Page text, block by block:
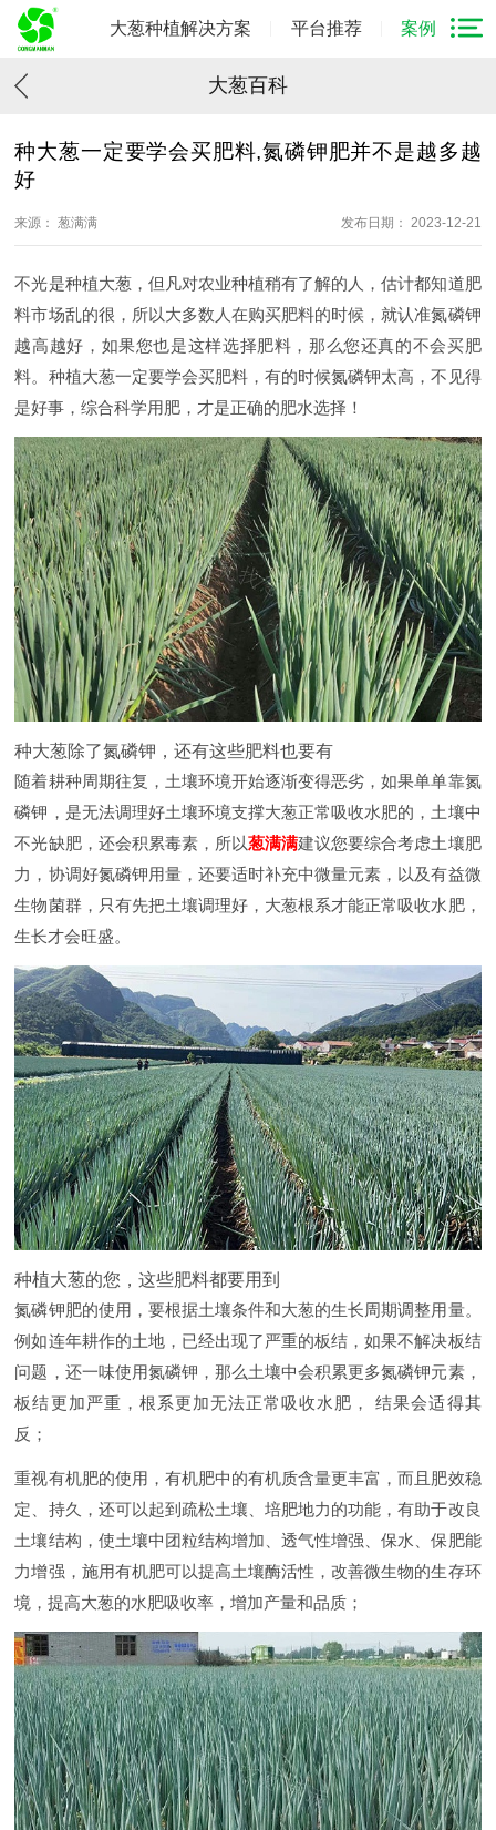
大葱种植解决方案 平台推荐 案例
大葱百科
种大葱一定要学会买肥料,氮磷钾肥并不是越多越
好
来源： 葱满满 发布日期： 2023-12-21
不光是种植大葱，但凡对农业种植稍有了解的人，估计都知道肥
料市场乱的很，所以大多数人在购买肥料的时候，就认准氮磷钾
越高越好，如果您也是这样选择肥料，那么您还真的不会买肥
料。种植大葱一定要学会买肥料，有的时候氮磷钾太高，不见得
是好事，综合科学用肥，才是正确的肥水选择！
种大葱除了氮磷钾，还有这些肥料也要有
随着耕种周期往复，土壤环境开始逐渐变得恶劣，如果单单靠氮
磷钾，是无法调理好土壤环境支撑大葱正常吸收水肥的，土壤中
不光缺肥，还会积累毒素，所以葱满满建议您要综合考虑土壤肥
力，协调好氮磷钾用量，还要适时补充中微量元素，以及有益微
生物菌群，只有先把土壤调理好，大葱根系才能正常吸收水肥，
生长才会旺盛。
种植大葱的您，这些肥料都要用到
氮磷钾肥的使用，要根据土壤条件和大葱的生长周期调整用量。
例如连年耕作的土地，已经出现了严重的板结，如果不解决板结
问题，还一味使用氮磷钾，那么土壤中会积累更多氮磷钾元素，
板结更加严重，根系更加无法正常吸收水肥， 结果会适得其
反；
重视有机肥的使用，有机肥中的有机质含量更丰富，而且肥效稳
定、持久，还可以起到疏松土壤、培肥地力的功能，有助于改良
土壤结构，使土壤中团粒结构增加、透气性增强、保水、保肥能
力增强，施用有机肥可以提高土壤酶活性，改善微生物的生存环
境，提高大葱的水肥吸收率，增加产量和品质；